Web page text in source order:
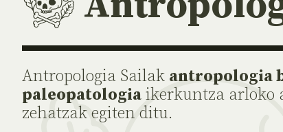
Antropologia Sailak antropologia
paleopatologia ikerkuntza arloko
zehatzak egiten ditu.